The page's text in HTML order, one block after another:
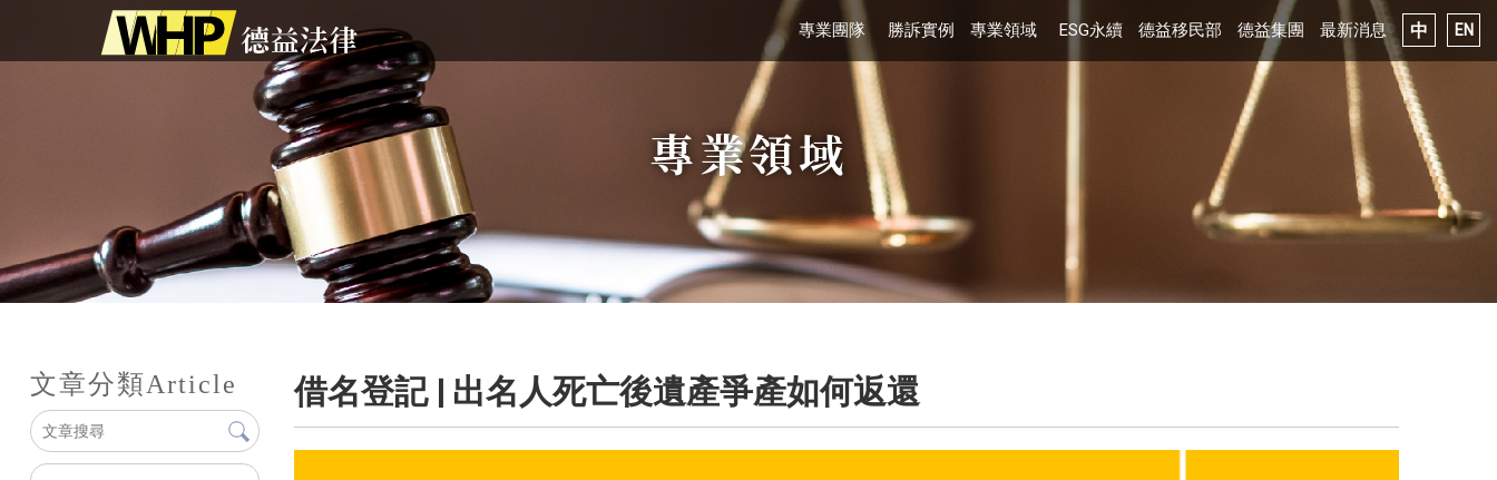
中 EN
德益法律事務所-律師事務所,台北律師事務所
專業團隊 勝訴實例 專業領域 ESG永續 德益移民部 德益集團 最新消息
專業領域
文章分類Article 借名登記 | 出名人死亡後遺產爭產如何返還